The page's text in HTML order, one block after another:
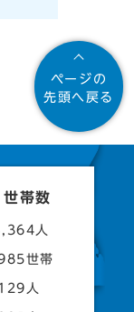
ページの
先頭へ戻る
世帯数
人
世帯
人